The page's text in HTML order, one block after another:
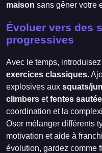
maison sans gêner votre
Évoluer vers des
progressives
Avec le temps,
exercices classiques.
explosives aux squats/
climbers etfentes
coordination et la
Oser mélanger différents
motivation et aide à
évolution, gardez comme